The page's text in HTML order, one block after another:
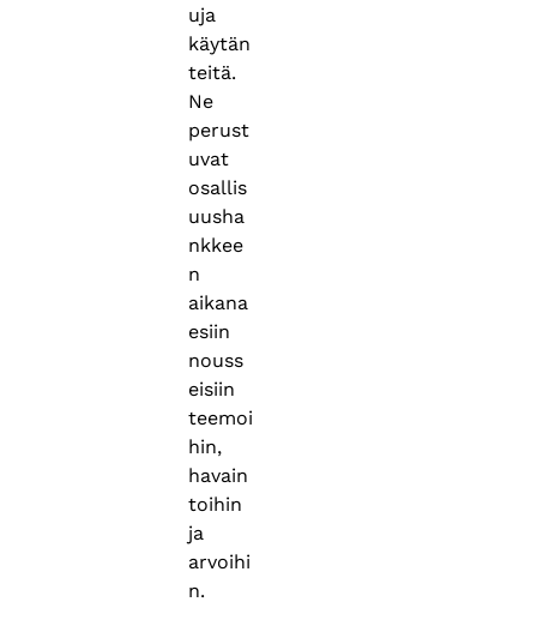
uja
käytän
teitä.
Ne
perust
uvat
osallis
uusha
nkkee
n
aikana
esiin
nouss
eisiin
teemoi
hin,
havain
toihin
ja
arvoihi
n.